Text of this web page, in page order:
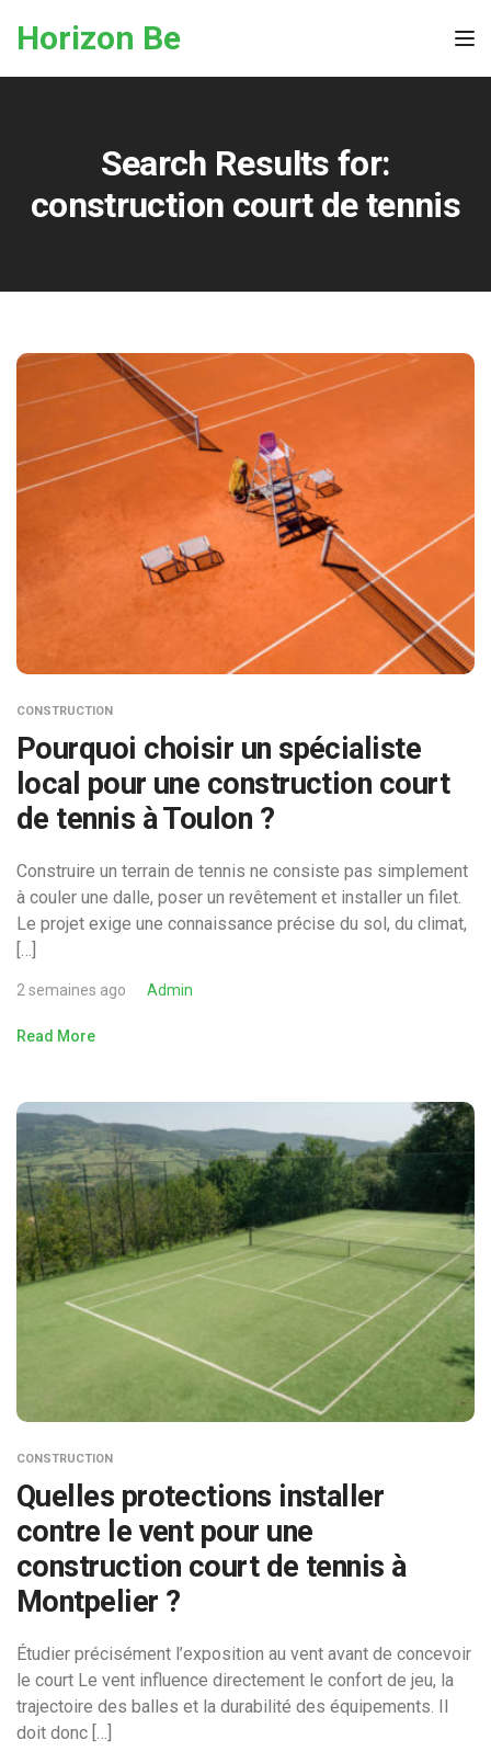
Horizon Be
Search Results for:
construction court de tennis
CONSTRUCTION
Pourquoi choisir un spécialiste
local pour une construction court
de tennis à Toulon ?
Construire un terrain de tennis ne consiste pas simplement
à couler une dalle, poser un revêtement et installer un filet.
Le projet exige une connaissance précise du sol, du climat,
[…]
2 semaines ago Admin
Read More
CONSTRUCTION
Quelles protections installer
contre le vent pour une
construction court de tennis à
Montpelier ?
Étudier précisément l’exposition au vent avant de concevoir
le court Le vent influence directement le confort de jeu, la
trajectoire des balles et la durabilité des équipements. Il
doit donc […]